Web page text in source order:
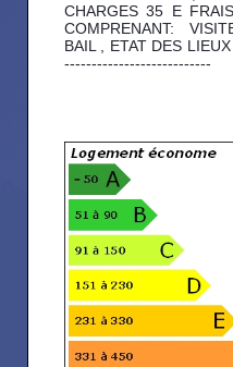
CHARGES 35 E
COMPRENANT:
BAIL , ETAT DES
---------------------------